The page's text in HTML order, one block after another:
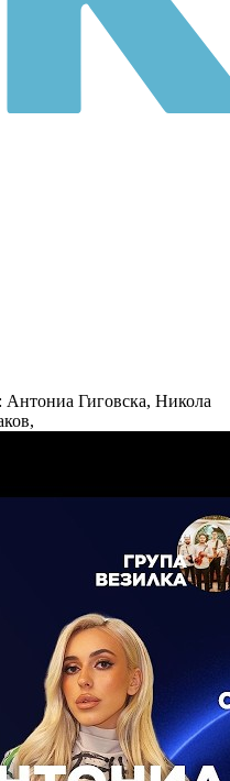
Гиговска, Никола